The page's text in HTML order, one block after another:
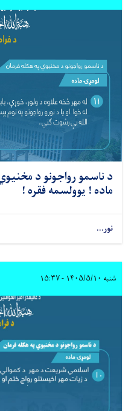
د ناسمو رواجونو د
ماده ! یوولسمه فقره !
نور...
شنبه ۱۴۰۵/۵/۱۰ - ۱۵:۳۷